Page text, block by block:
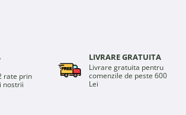
rate prin
nostrii
LIVRARE GRATUITA
Livrare gratuita pentru
comenzile de peste 600
Lei